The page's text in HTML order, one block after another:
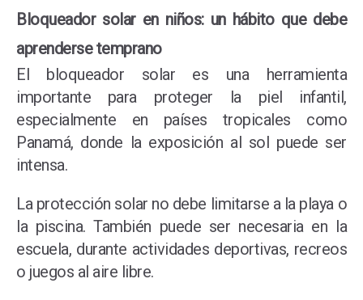
Bloqueador solar en niños: un hábito que debe
aprenderse temprano
El bloqueador solar es una herramienta
importante para proteger la piel infantil,
especialmente en países tropicales como
Panamá, donde la exposición al sol puede ser
intensa.
La protección solar no debe limitarse a la playa o
la piscina. También puede ser necesaria en la
escuela, durante actividades deportivas, recreos
o juegos al aire libre.